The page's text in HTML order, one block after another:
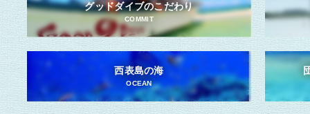
グッドダイブのこだわり
COMMIT
西表島の海
OCEAN